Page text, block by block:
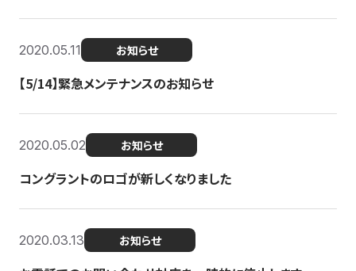
2020.05.11 お知らせ
【5/14】緊急メンテナンスのお知らせ
2020.05.02 お知らせ
コングラントのロゴが新しくなりました
2020.03.13 お知らせ